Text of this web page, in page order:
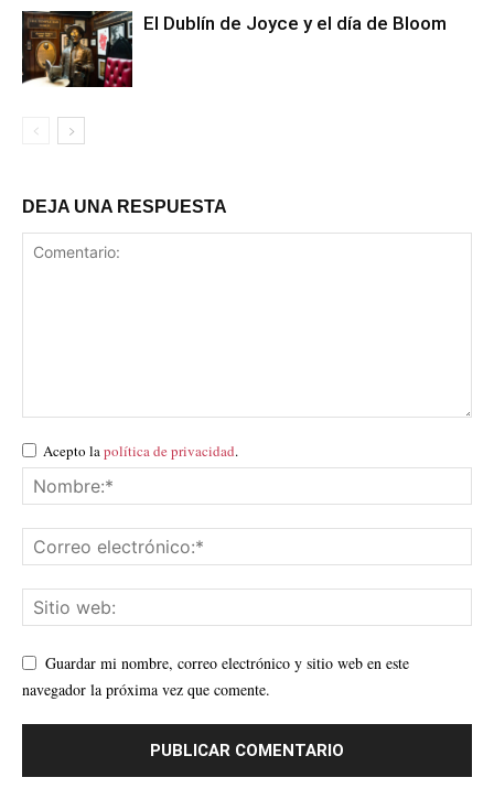
El Dublín de Joyce y el día de Bloom
DEJA UNA RESPUESTA
Acepto lapolítica de privacidad.
Guardar mi nombre, correo electrónico y sitio web en este
navegador la próxima vez que comente.